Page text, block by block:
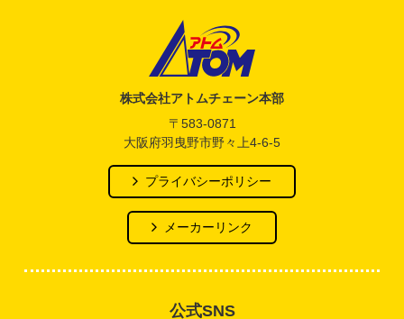
株式会社アトムチェーン本部
〒583-0871
大阪府羽曳野市野々上4-6-5
プライバシーポリシー
メーカーリンク
公式SNS